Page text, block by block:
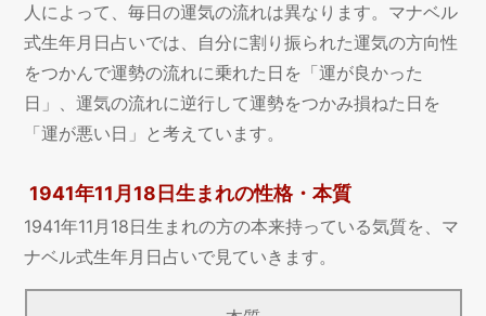
人によって、毎日の運気の流れは異なります。マナベル
式生年月日占いでは、自分に割り振られた運気の方向性
をつかんで運勢の流れに乗れた日を「運が良かった
日」、運気の流れに逆行して運勢をつかみ損ねた日を
「運が悪い日」と考えています。
1941年11月18日生まれの性格・本質
1941年11月18日生まれの方の本来持っている気質を、マ
ナベル式生年月日占いで見ていきます。